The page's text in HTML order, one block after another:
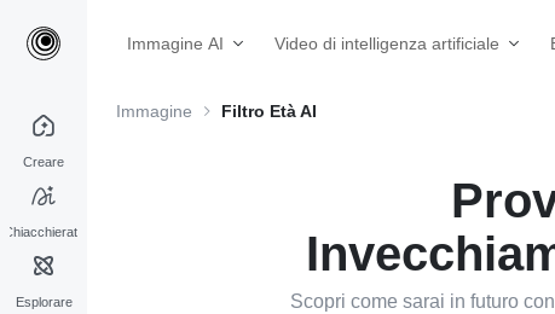
Immagine AI Video di intelligenza artificiale
Creare
Chiacchierata
Esplorare
Immagine Filtro Età AI
Scopri come sarai in futuro